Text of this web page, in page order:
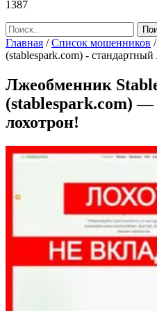
1387
Главная /Список мошенников /
(stablespark.com) - стандартный
Лжеобменник
(stablespark.com)
лохотрон!